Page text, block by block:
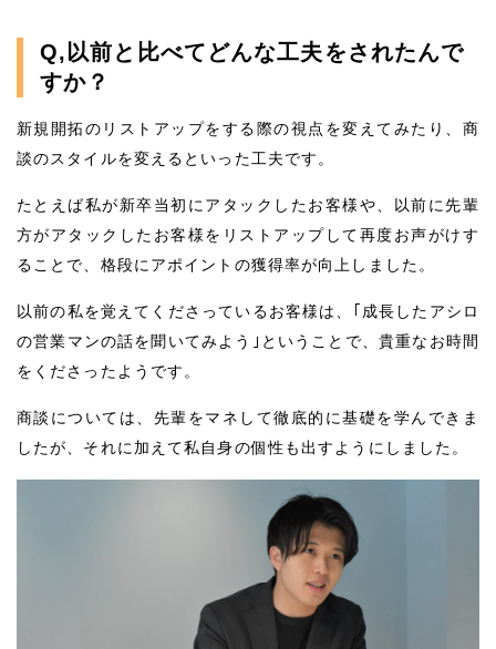
Q,以前と比べてどんな工夫をされたんで
すか？
新規開拓のリストアップをする際の視点を変えてみたり、商
談のスタイルを変えるといった工夫です。
たとえば私が新卒当初にアタックしたお客様や、以前に先輩
方がアタックしたお客様をリストアップして再度お声がけす
ることで、格段にアポイントの獲得率が向上しました。
以前の私を覚えてくださっているお客様は、｢成長したアシロ
の営業マンの話を聞いてみよう｣ということで、貴重なお時間
をくださったようです。
商談については、先輩をマネして徹底的に基礎を学んできま
したが、それに加えて私自身の個性も出すようにしました。